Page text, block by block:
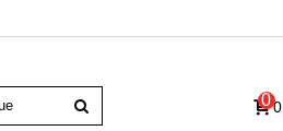
00